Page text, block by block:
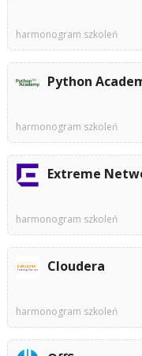
harmonogram szkoleń
Python
harmonogram szkoleń
Extreme
harmonogram szkoleń
Cloudera
harmonogram szkoleń